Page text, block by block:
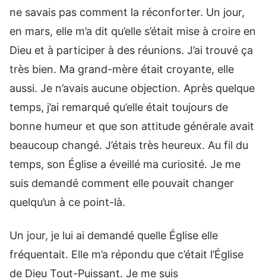
ne savais pas comment la réconforter. Un jour,
en mars, elle m’a dit qu’elle s’était mise à croire en
Dieu et à participer à des réunions. J’ai trouvé ça
très bien. Ma grand-mère était croyante, elle
aussi. Je n’avais aucune objection. Après quelque
temps, j’ai remarqué qu’elle était toujours de
bonne humeur et que son attitude générale avait
beaucoup changé. J’étais très heureux. Au fil du
temps, son Église a éveillé ma curiosité. Je me
suis demandé comment elle pouvait changer
quelqu’un à ce point-là.
Un jour, je lui ai demandé quelle Église elle
fréquentait. Elle m’a répondu que c’était l’Église
de Dieu Tout-Puissant. Je me suis